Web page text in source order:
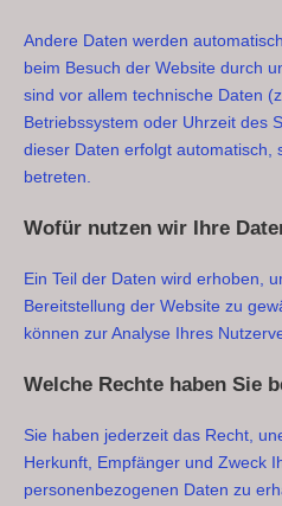
Andere Daten werden
beim Besuch der Website durch
sind vor allem technische Daten
Betriebssystem oder Uhrzeit des
dieser Daten erfolgt automatisch,
betreten.
Wofür nutzen wir Ihre
Ein Teil der Daten wird erhoben,
Bereitstellung der Website zu
können zur Analyse Ihres
Welche Rechte haben Sie
Sie haben jederzeit das Recht,
Herkunft, Empfänger und Zweck
personenbezogenen Daten zu